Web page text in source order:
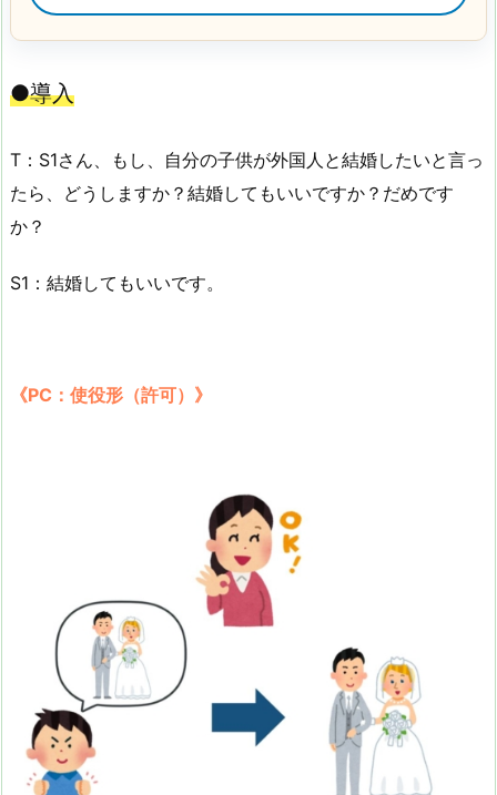
●導入
T：S1さん、もし、自分の子供が外国人と結婚したいと言っ
たら、どうしますか？結婚してもいいですか？だめです
か？
S1：結婚してもいいです。
《PC：使役形（許可）》